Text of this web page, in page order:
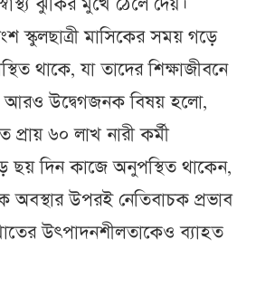
ঝুঁকির মুখে ঠেলে দেয়।
স্কুলছাত্রী মাসিকের সময় গড়ে
থাকে, যা তাদের শিক্ষাজীবনে
আরও উদ্বেগজনক বিষয় হলো,
প্রায় ৬০ লাখ নারী কর্মী
ছয় দিন কাজে অনুপস্থিত থাকেন,
অবস্থার উপরই নেতিবাচক প্রভাব
উৎপাদনশীলতাকেও ব্যাহত